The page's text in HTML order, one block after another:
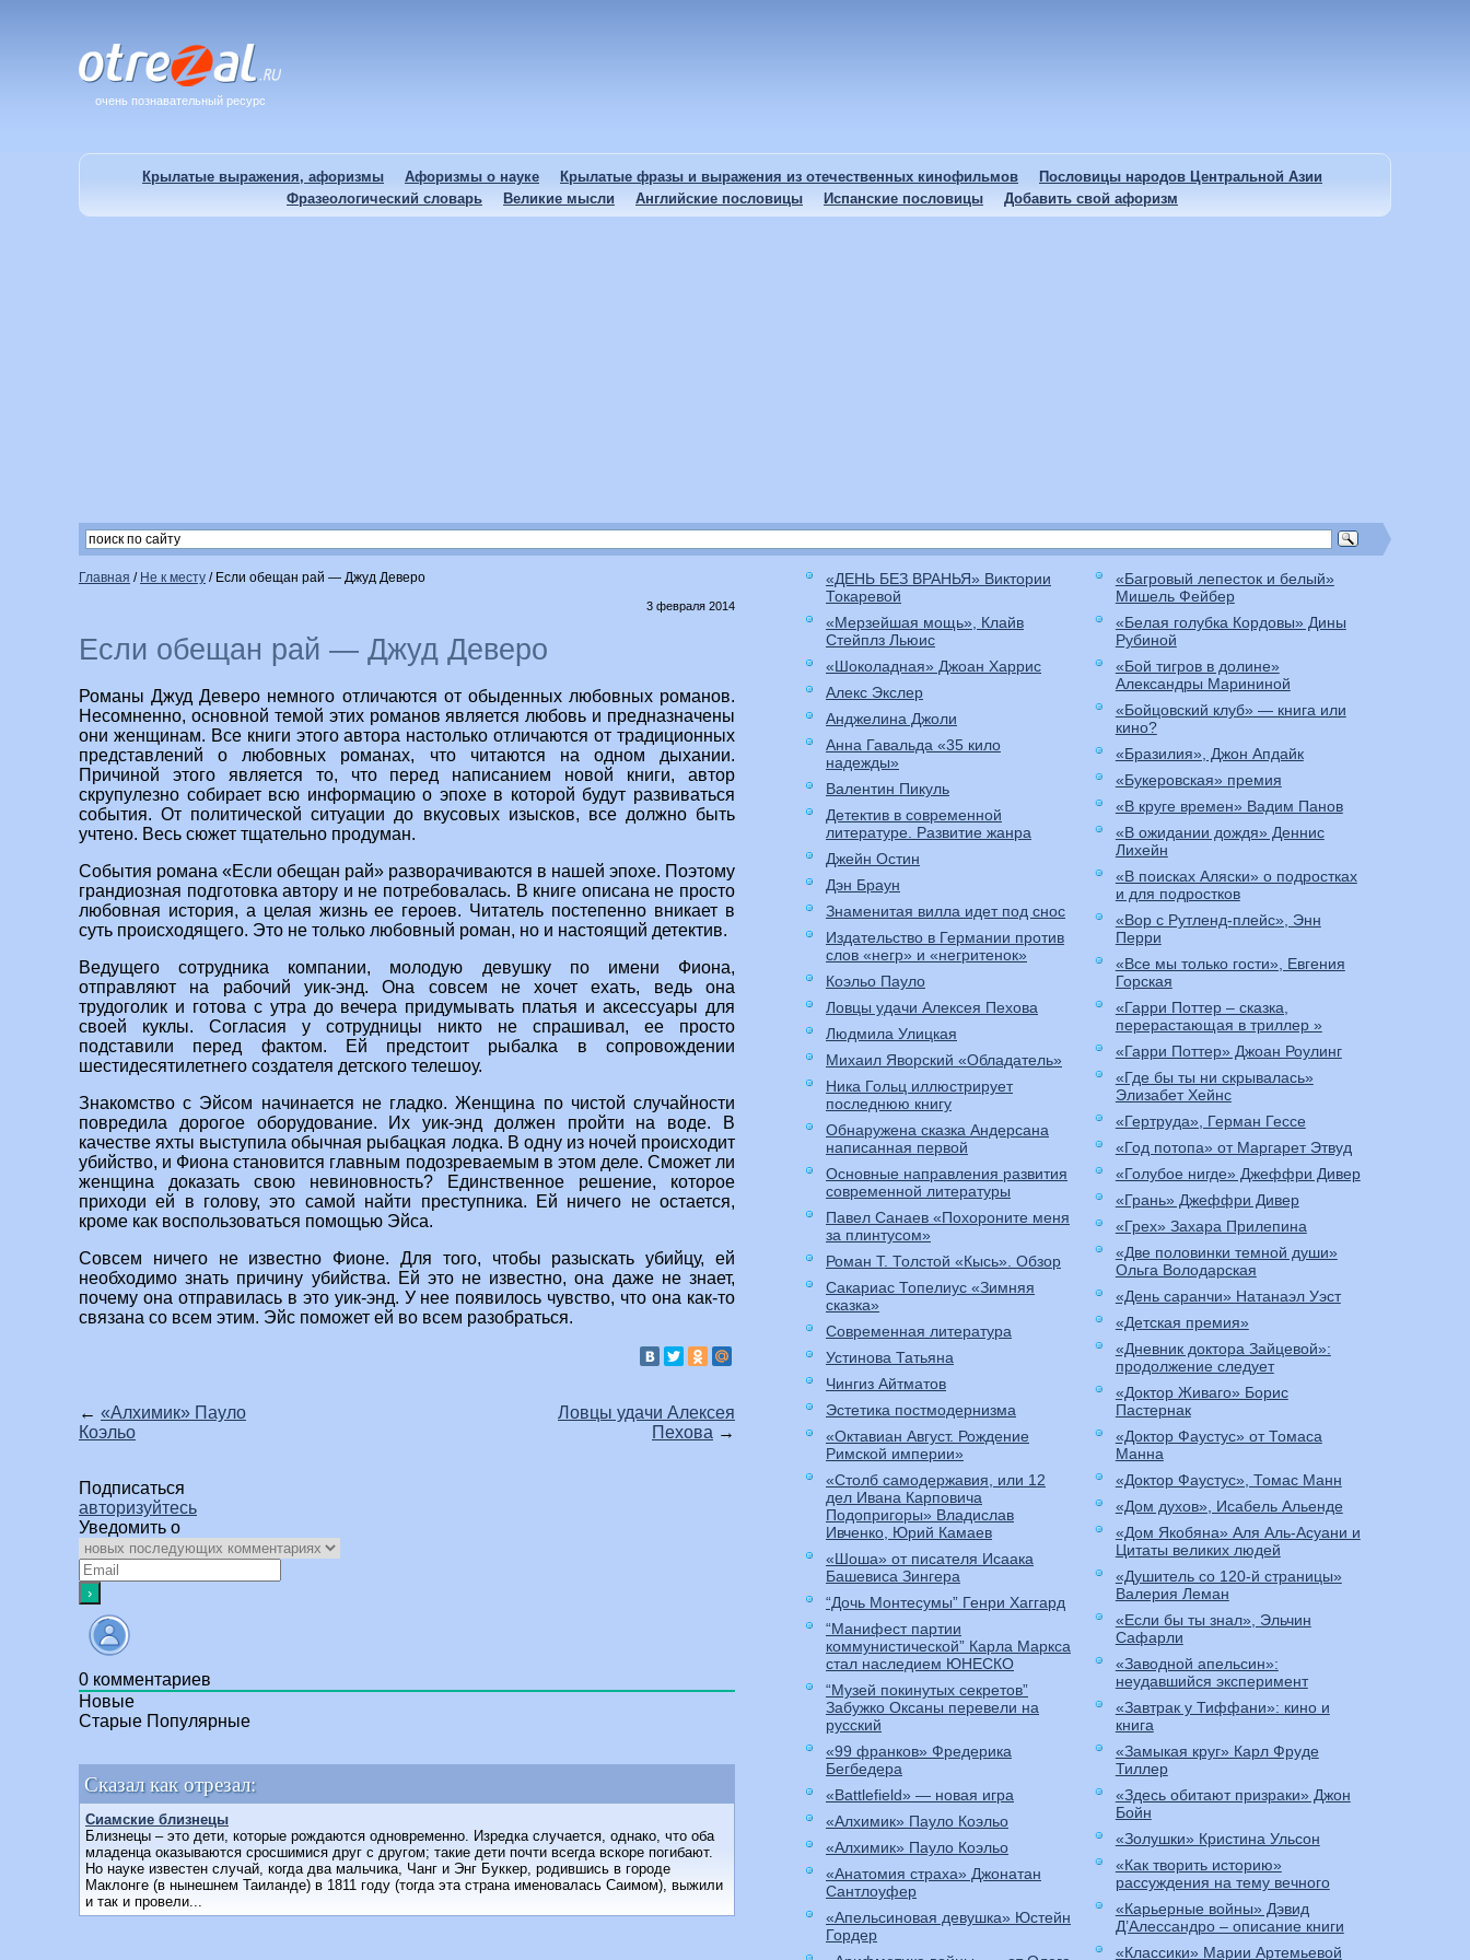
очень познавательный ресурс
Крылатые выражения, афоризмы Афоризмы о науке Крылатые фразы и выражения из отечественных кинофильмов
Пословицы народов Центральной Азии
Фразеологический словарь
Великие мысли Английские пословицы Испанские пословицы Добавить свой афоризм
Главная / Не к месту / Если обещан рай — Джуд Деверо
3 февраля 2014
Если обещан рай — Джуд Деверо
Романы Джуд Деверо немного отличаются от обыденных любовных романов.
Несомненно, основной темой этих романов является любовь и предназначены
они женщинам. Все книги этого автора настолько отличаются от традиционных
представлений о любовных романах, что читаются на одном дыхании.
Причиной этого является то, что перед написанием новой книги, автор
скрупулезно собирает всю информацию о эпохе в которой будут развиваться
события. От политической ситуации до вкусовых изысков, все должно быть
учтено. Весь сюжет тщательно продуман.
События романа «Если обещан рай» разворачиваются в нашей эпохе. Поэтому
грандиозная подготовка автору и не потребовалась. В книге описана не просто
любовная история, а целая жизнь ее героев. Читатель постепенно вникает в
суть происходящего. Это не только любовный роман, но и настоящий детектив.
Ведущего сотрудника компании, молодую девушку по имени Фиона,
отправляют на рабочий уик-энд. Она совсем не хочет ехать, ведь она
трудоголик и готова с утра до вечера придумывать платья и аксессуары для
своей куклы. Согласия у сотрудницы никто не спрашивал, ее просто
подставили перед фактом. Ей предстоит рыбалка в сопровождении
шестидесятилетнего создателя детского телешоу.
Знакомство с Эйсом начинается не гладко. Женщина по чистой случайности
повредила дорогое оборудование. Их уик-энд должен пройти на воде. В
качестве яхты выступила обычная рыбацкая лодка. В одну из ночей происходит
убийство, и Фиона становится главным подозреваемым в этом деле. Сможет ли
женщина доказать свою невиновность? Единственное решение, которое
приходи ей в голову, это самой найти преступника. Ей ничего не остается,
кроме как воспользоваться помощью Эйса.
Совсем ничего не известно Фионе. Для того, чтобы разыскать убийцу, ей
необходимо знать причину убийства. Ей это не известно, она даже не знает,
почему она отправилась в это уик-энд. У нее появилось чувство, что она как-то
связана со всем этим. Эйс поможет ей во всем разобраться.
← «Алхимик» Пауло
Коэльо
Ловцы удачи Алексея
Пехова →
Подписаться
авторизуйтесь
Уведомить о
0 комментариев
Новые
Старые Популярные
Сказал как отрезал:
Сиамские близнецы
Близнецы – это дети, которые рождаются одновременно. Изредка случается, однако, что оба
младенца оказываются сросшимися друг с другом; такие дети почти всегда вскоре погибают.
Но науке известен случай, когда два мальчика, Чанг и Энг Буккер, родившись в городе
Маклонге (в нынешнем Таиланде) в 1811 году (тогда эта страна именовалась Саимом), выжили
и так и провели...
«ДЕНЬ БЕЗ ВРАНЬЯ» Виктории
Токаревой
«Мерзейшая мощь», Клайв
Стейплз Льюис
«Шоколадная» Джоан Харрис
Алекс Экслер
Анджелина Джоли
Анна Гавальда «35 кило
надежды»
Валентин Пикуль
Детектив в современной
литературе. Развитие жанра
Джейн Остин
Дэн Браун
Знаменитая вилла идет под снос
Издательство в Германии против
слов «негр» и «негритенок»
Коэльо Пауло
Ловцы удачи Алексея Пехова
Людмила Улицкая
Михаил Яворский «Обладатель»
Ника Гольц иллюстрирует
последнюю книгу
Обнаружена сказка Андерсана
написанная первой
Основные направления развития
современной литературы
Павел Санаев «Похороните меня
за плинтусом»
Роман Т. Толстой «Кысь». Обзор
Сакариас Топелиус «Зимняя
сказка»
Современная литература
Устинова Татьяна
Чингиз Айтматов
Эстетика постмодернизма
«Октавиан Август. Рождение
Римской империи»
«Столб самодержавия, или 12
дел Ивана Карповича
Подопригоры» Владислав
Ивченко, Юрий Камаев
«Шоша» от писателя Исаака
Башевиса Зингера
“Дочь Монтесумы” Генри Хаггард
“Манифест партии
коммунистической” Карла Маркса
стал наследием ЮНЕСКО
“Музей покинутых секретов”
Забужко Оксаны перевели на
русский
«99 франков» Фредерика
Бегбедера
«Battlefield» — новая игра
«Алхимик» Пауло Коэльо
«Алхимик» Пауло Коэльо
«Анатомия страха» Джонатан
Сантлоуфер
«Апельсиновая девушка» Юстейн
Гордер
«Багровый лепесток и белый»
Мишель Фейбер
«Белая голубка Кордовы» Дины
Рубиной
«Бой тигров в долине»
Александры Марининой
«Бойцовский клуб» — книга или
кино?
«Бразилия», Джон Апдайк
«Букеровская» премия
«В круге времен» Вадим Панов
«В ожидании дождя» Деннис
Лихейн
«В поисках Аляски» о подростках
и для подростков
«Вор с Рутленд-плейс», Энн
Перри
«Все мы только гости», Евгения
Горская
«Гарри Поттер – сказка,
перерастающая в триллер »
«Гарри Поттер» Джоан Роулинг
«Где бы ты ни скрывалась»
Элизабет Хейнс
«Гертруда», Герман Гессе
«Год потопа» от Маргарет Этвуд
«Голубое нигде» Джеффри Дивер
«Грань» Джеффри Дивер
«Грех» Захара Прилепина
«Две половинки темной души»
Ольга Володарская
«День саранчи» Натанаэл Уэст
«Детская премия»
«Дневник доктора Зайцевой»:
продолжение следует
«Доктор Живаго» Борис
Пастернак
«Доктор Фаустус» от Томаса
Манна
«Доктор Фаустус», Томас Манн
«Дом духов», Исабель Альенде
«Дом Якобяна» Аля Аль-Асуани и
Цитаты великих людей
«Душитель со 120-й страницы»
Валерия Леман
«Если бы ты знал», Эльчин
Сафарли
«Заводной апельсин»:
неудавшийся эксперимент
«Завтрак у Тиффани»: кино и
книга
«Замыкая круг» Карл Фруде
Тиллер
«Здесь обитают призраки» Джон
Бойн
«Золушки» Кристина Ульсон
«Как творить историю»
рассуждения на тему вечного
«Карьерные войны» Дэвид
Д’Алессандро – описание книги
«Классики» Марии Артемьевой